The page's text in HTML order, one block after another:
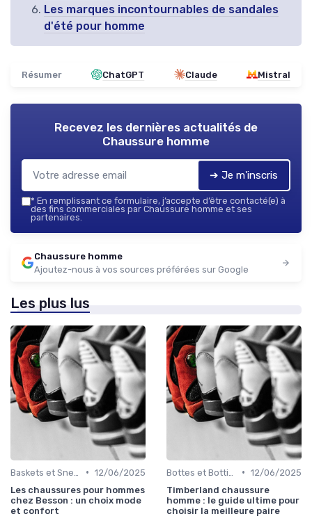
Les marques incontournables de sandales
d'été pour homme
Résumer ChatGPT Claude Mistral
Recevez les dernières actualités de
Chaussure homme
➔ Je m'inscris
* En remplissant ce formulaire, j’accepte d’être contacté(e) à
des fins commerciales par Chaussure homme et ses
partenaires.
Chaussure homme
Ajoutez-nous à vos sources préférées sur Google
Les plus lus
• 12/06/2025
Les chaussures pour hommes
chez Besson : un choix mode
et confort
• 12/06/2025
Timberland chaussure
homme : le guide ultime pour
choisir la meilleure paire